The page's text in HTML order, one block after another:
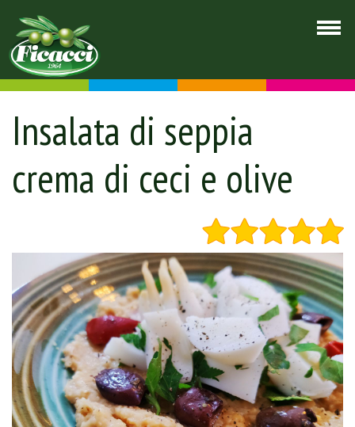
Insalata di seppia
crema di ceci e olive